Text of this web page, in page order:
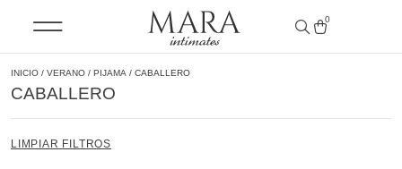
0
INICIO / VERANO / PIJAMA / CABALLERO
CABALLERO
LIMPIAR FILTROS